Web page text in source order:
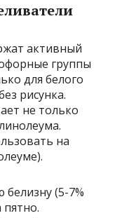
активный
группы
для белого
рисунка.
не только
на
(5-7%
пятно.